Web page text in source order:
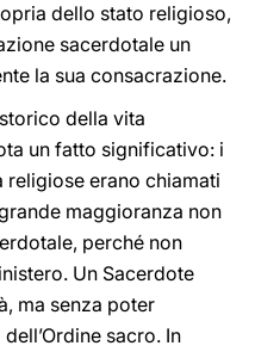
dello stato religioso,
sacerdotale un
la sua consacrazione.
della vita
un fatto significativo: i
erano chiamati
maggioranza non
perché non
Un Sacerdote
ma senza poter
sacro. In